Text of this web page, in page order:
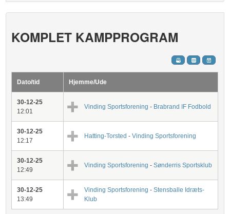
KOMPLET KAMPPROGRAM
Dato/tid Hjemme/Ude
30-12-25
12:01
Vinding Sportsforening - Brabrand IF Fodbold
30-12-25
12:17
Hatting-Torsted -Vinding Sportsforening
30-12-25
12:49
Vinding Sportsforening -Sønderris Sportsklub
30-12-25
13:49
Vinding Sportsforening -Stensballe Idræts-
Klub